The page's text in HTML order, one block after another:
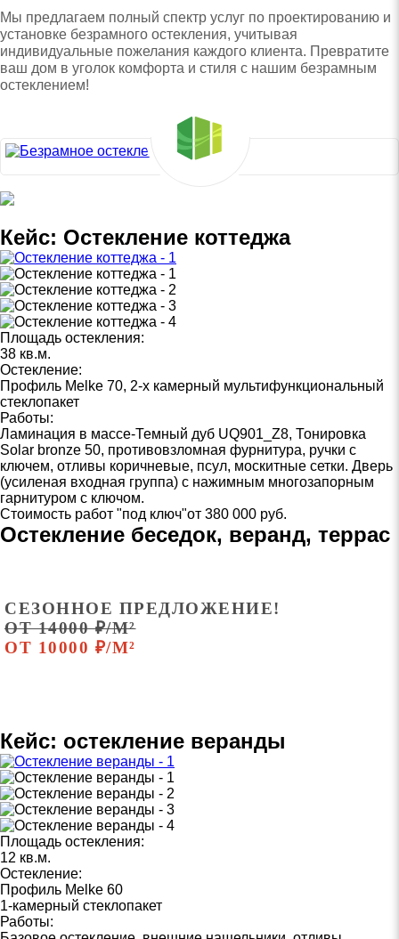
Мы предлагаем полный спектр услуг по проектированию и
установке безрамного остекления, учитывая
индивидуальные пожелания каждого клиента. Превратите
ваш дом в уголок комфорта и стиля с нашим безрамным
остеклением!
Кейс: Остекление коттеджа
Площадь остекления:
38 кв.м.
Остекление:
Профиль Melke 70, 2-х камерный мультифункциональный
стеклопакет
Работы:
Ламинация в массе-Темный дуб UQ901_Z8, Тонировка
Solar bronze 50, противовзломная фурнитура, ручки с
ключем, отливы коричневые, псул, москитные сетки. Дверь
(усиленая входная группа) с нажимным многозапорным
гарнитуром с ключом.
Стоимость работ "под ключ"от 380 000 руб.
Остекление беседок, веранд, террас
СЕЗОННОЕ ПРЕДЛОЖЕНИЕ!
ОТ 14000 ₽/М²
ОТ 10000 ₽/М²
Кейс: остекление веранды
Площадь остекления:
12 кв.м.
Остекление:
Профиль Melke 60
1-камерный стеклопакет
Работы: